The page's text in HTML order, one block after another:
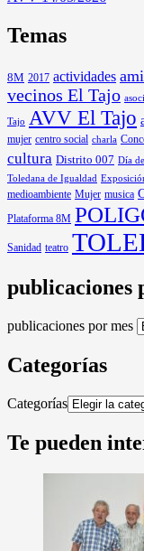
Temas
8M 2017 actividades
vecinos El Tajo
Tajo AVV El Tajo
mujer centro social charla
cultura Distrito 007 Día
Toledana de Igualdad
medioambiente Mujer musica
Plataforma 8M
Sanidad teatro
publicaciones
publicaciones por mes
Categorías
Categorías
Te pueden